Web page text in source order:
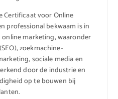
Certificaat voor Online
professional bekwaam is in
marketing, waaronder
zoekmachine-
sociale media en
door de industrie en
op te bouwen bij